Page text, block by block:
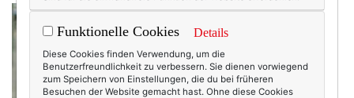
Funktionelle Cookies Details
Diese Cookies finden Verwendung, um die
Benutzerfreundlichkeit zu verbessern. Sie dienen vorwiegend
zum Speichern von Einstellungen, die du bei früheren
Besuchen der Website gemacht hast. Ohne diese Cookies